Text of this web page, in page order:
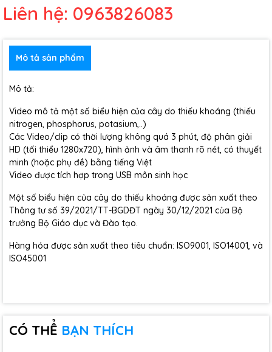
Liên hệ: 0963826083
Mô tả sản phẩm
Mô tả:
Video mô tả một số biểu hiện của cây do thiếu khoáng (thiếu
nitrogen, phosphorus, potasium,..)
Các Video/clip có thời lượng không quá 3 phút, độ phân giải
HD (tối thiểu 1280x720), hình ảnh và âm thanh rõ nét, có thuyết
minh (hoặc phụ đề) bằng tiếng Việt
Video được tích hợp trong USB môn sinh học
Một số biểu hiện của cây do thiếu khoáng được sản xuất theo
Thông tư số 39/2021/TT-BGDĐT ngày 30/12/2021 của Bộ
trưởng Bộ Giáo dục và Đào tạo.
Hàng hóa được sản xuất theo tiêu chuẩn: ISO9001, ISO14001, và
ISO45001
CÓ THỂ BẠN THÍCH